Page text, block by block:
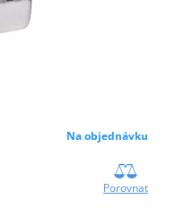
Na objednávku
Porovnat